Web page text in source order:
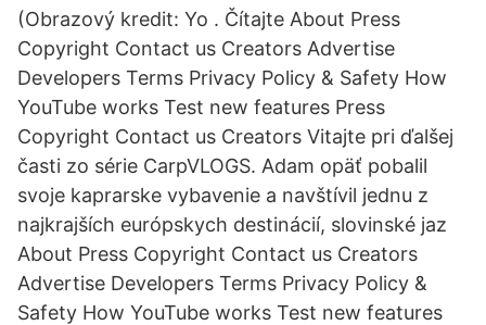
(Obrazový kredit: Yo . Čítajte About Press
Copyright Contact us Creators Advertise
Developers Terms Privacy Policy & Safety How
YouTube works Test new features Press
Copyright Contact us Creators Vitajte pri ďalšej
časti zo série CarpVLOGS. Adam opäť pobalil
svoje kaprarske vybavenie a navštívil jednu z
najkrajších európskych destinácií, slovinské jaz
About Press Copyright Contact us Creators
Advertise Developers Terms Privacy Policy &
Safety How YouTube works Test new features